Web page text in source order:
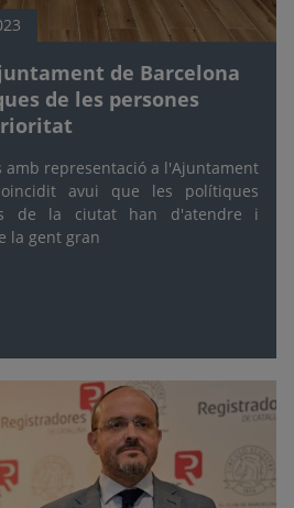
de Barcelona
de les persones
representació a l'Ajuntament
avui que les polítiques
de la ciutat han d'atendre i
la gent gran